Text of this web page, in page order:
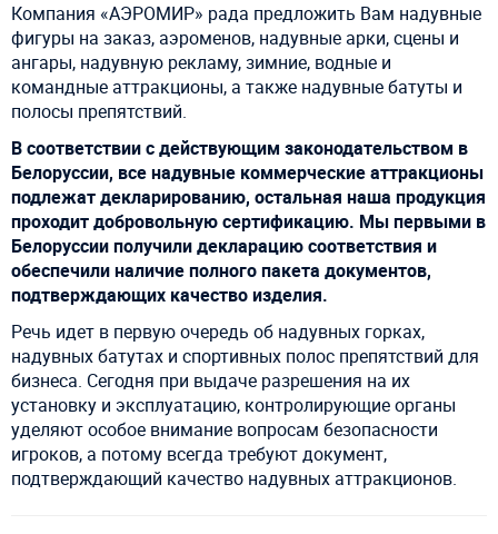
Компания «АЭРОМИР» рада предложить Вам надувные
фигуры на заказ, аэроменов, надувные арки, сцены и
ангары, надувную рекламу, зимние, водные и
командные аттракционы, а также надувные батуты и
полосы препятствий.
В соответствии с действующим законодательством в
Белоруссии, все надувные коммерческие аттракционы
подлежат декларированию, остальная наша продукция
проходит добровольную сертификацию. Мы первыми в
Белоруссии получили декларацию соответствия и
обеспечили наличие полного пакета документов,
подтверждающих качество изделия.
Речь идет в первую очередь об надувных горках,
надувных батутах и спортивных полос препятствий для
бизнеса. Сегодня при выдаче разрешения на их
установку и эксплуатацию, контролирующие органы
уделяют особое внимание вопросам безопасности
игроков, а потому всегда требуют документ,
подтверждающий качество надувных аттракционов.